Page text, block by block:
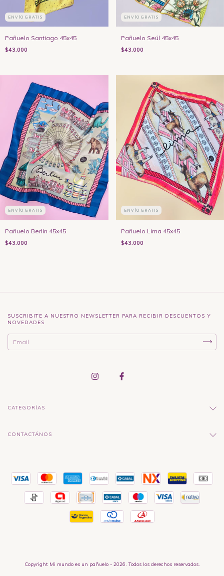
ENVÍO GRATIS
Pañuelo Santiago 45x45
$43.000
ENVÍO GRATIS
Pañuelo Seúl 45x45
$43.000
ENVÍO GRATIS
Pañuelo Berlín 45x45
$43.000
ENVÍO GRATIS
Pañuelo Lima 45x45
$43.000
SUSCRIBITE A NUESTRO NEWSLETTER PARA RECIBIR DESCUENTOS Y
NOVEDADES
CATEGORÍAS
CONTACTÁNOS
Copyright Mi mundo es un pañuelo - 2026. Todos los derechos reservados.